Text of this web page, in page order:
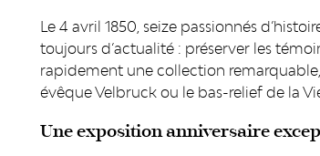
Le 4 avril 1850, seize passionnés
toujours d’actualité : préserver les
rapidement une collection
évêque Velbruck ou le bas-relief de la
Une exposition anniversaire